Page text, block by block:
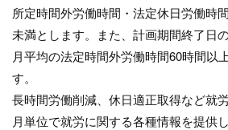
所定時間外労働時間・法定休日労働時
未満とします。また、計画期間終了日
月平均の法定時間外労働時間60時間以
す。
長時間労働削減、休日適正取得など就
月単位で就労に関する各種情報を提供